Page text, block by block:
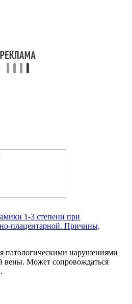
1-3 степени при
плацентарной. Причины,
патологическими нарушениями
вены. Может сопровождаться